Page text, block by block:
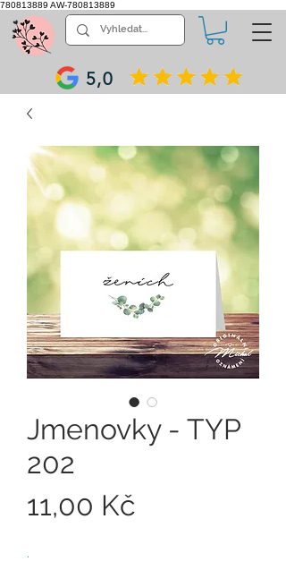
780813889 AW-780813889
5,0
Jmenovky - TYP
202
11,00 Kč
.